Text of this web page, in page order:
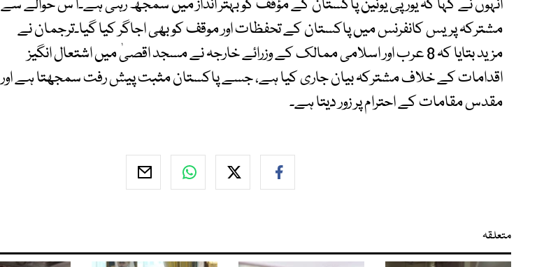
انہوں نے کہا کہ یورپی یونین پاکستان کے مؤقف کو بہتر انداز میں سمجھ رہی ہے۔ا س حوالے سے
مشترکہ پریس کانفرنس میں پاکستان کے تحفظات اور موقف کو بھی اجاگر کیا گیا۔ترجمان نے
مزید بتایا کہ 8 عرب اور اسلامی ممالک کے وزرائے خارجہ نے مسجد اقصیٰ میں اشتعال انگیز
اقدامات کے خلاف مشترکہ بیان جاری کیا ہے، جسے پاکستان مثبت پیش رفت سمجھتا ہے اور
مقدس مقامات کے احترام پر زور دیتا ہے۔
متعلقہ